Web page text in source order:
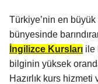
Türkiye’nin en büyük
bünyesinde
İngilizce Kursları ile
bilginin yüksek
Hazırlık kurs hizmeti